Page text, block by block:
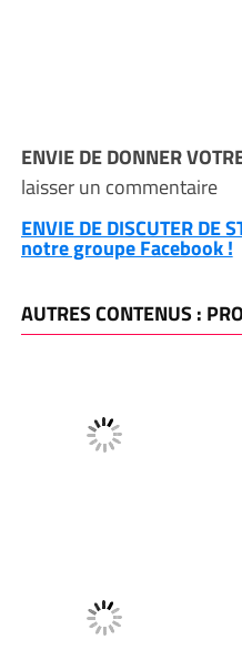
ENVIE DE DONNER
laisser un commentaire
ENVIE DE DISCUTER DE
notre groupe Facebook !
AUTRES CONTENUS :